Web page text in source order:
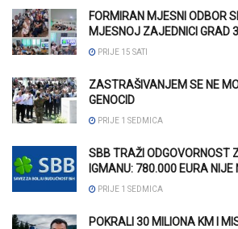
FORMIRAN MJESNI ODBOR
MJESNOJ ZAJEDNICI GRAD 3
PRIJE 15 SATI
ZASTRAŠIVANJEM SE NE
GENOCID
PRIJE 1 SEDMICA
SBB TRAŽI ODGOVORNOST
IGMANU: 780.000 EURA
PRIJE 1 SEDMICA
POKRALI 30 MILIONA KM I